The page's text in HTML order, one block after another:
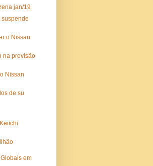
jan/19
suspende
o Nissan
na previsão
Nissan
de su
em